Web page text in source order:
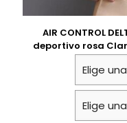
AIR CONTROL
deportivo rosa